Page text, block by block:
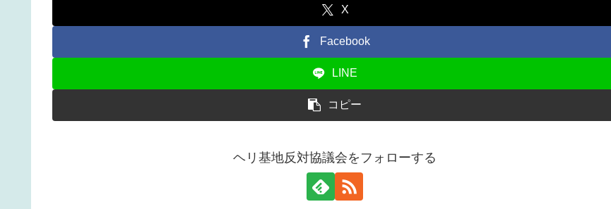
X
Facebook
LINE
コピー
ヘリ基地反対協議会をフォローする